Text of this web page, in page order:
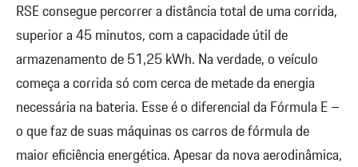
RSE consegue percorrer a distância total de uma corrida,
superior a 45 minutos, com a capacidade útil de
armazenamento de 51,25 kWh. Na verdade, o veículo
começa a corrida só com cerca de metade da energia
necessária na bateria. Esse é o diferencial da Fórmula E –
o que faz de suas máquinas os carros de fórmula de
maior eficiência energética. Apesar da nova aerodinâmica,